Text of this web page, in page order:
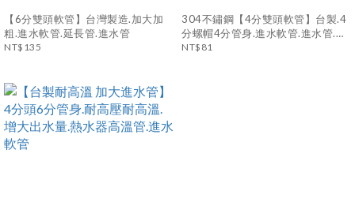
【6分雙頭軟管】台灣製造.加大加
粗.進水軟管.延長管.進水管
NT$135
304不鏽鋼【4分雙頭軟管】台製.4
分螺帽4分管身.進水軟管.進水管.延
長管.雙孔水龍頭軟管.馬桶水箱進水
NT$81